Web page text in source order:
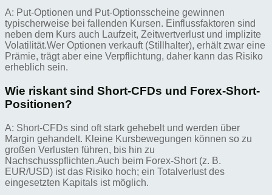
A: Put-Optionen und Put-Optionsscheine gewinnen
typischerweise bei fallenden Kursen. Einflussfaktoren sind
neben dem Kurs auch Laufzeit, Zeitwertverlust und implizite
Volatilität.Wer Optionen verkauft (Stillhalter), erhält zwar eine
Prämie, trägt aber eine Verpflichtung, daher kann das Risiko
erheblich sein.
Wie riskant sind Short-CFDs und Forex-Short-
Positionen?
A: Short-CFDs sind oft stark gehebelt und werden über
Margin gehandelt. Kleine Kursbewegungen können so zu
großen Verlusten führen, bis hin zu
Nachschusspflichten.Auch beim Forex-Short (z. B.
EUR/USD) ist das Risiko hoch; ein Totalverlust des
eingesetzten Kapitals ist möglich.